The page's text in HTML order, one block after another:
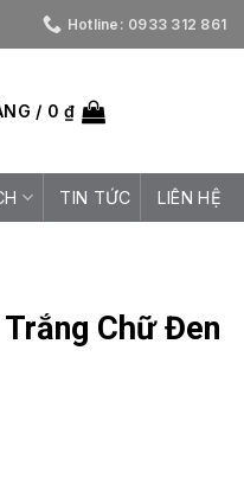
Hotline: 0933 312 861
/ 0₫
TIN TỨC LIÊN HỆ
Chữ Đen